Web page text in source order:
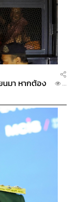
นมา หากต้อง
...